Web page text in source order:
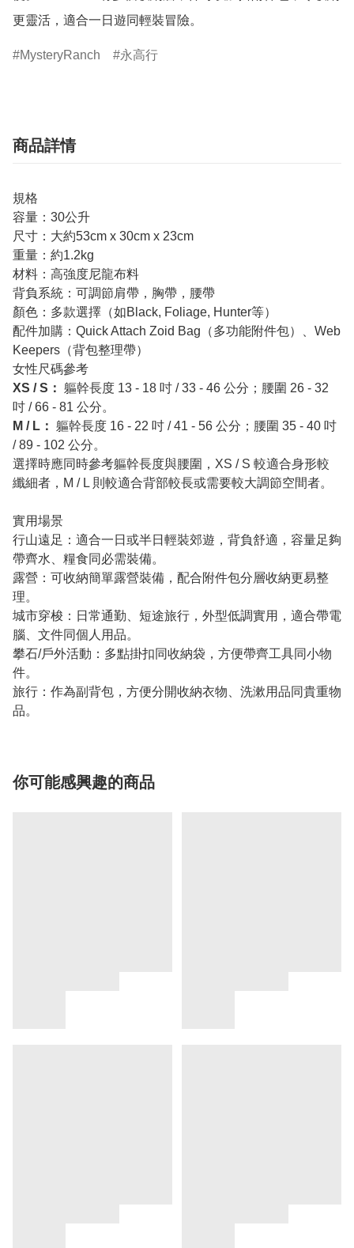
更靈活，適合一日遊同輕裝冒險。
MysteryRanch 永高行
商品詳情
規格
容量：30公升
尺寸：大約53cm x 30cm x 23cm
重量：約1.2kg
材料：高強度尼龍布料
背負系統：可調節肩帶，胸帶，腰帶
顏色：多款選擇（如Black, Foliage, Hunter等）
配件加購：Quick Attach Zoid Bag（多功能附件包）、Web
Keepers（背包整理帶）
女性尺碼參考
XS / S： 軀幹長度 13 - 18 吋 / 33 - 46 公分；腰圍 26 - 32
吋 / 66 - 81 公分。
M / L： 軀幹長度 16 - 22 吋 / 41 - 56 公分；腰圍 35 - 40 吋
/ 89 - 102 公分。
選擇時應同時參考軀幹長度與腰圍，XS / S 較適合身形較
纖細者，M / L 則較適合背部較長或需要較大調節空間者。
實用場景
行山遠足：適合一日或半日輕裝郊遊，背負舒適，容量足夠
帶齊水、糧食同必需裝備。
露營：可收納簡單露營裝備，配合附件包分層收納更易整
理。
城市穿梭：日常通勤、短途旅行，外型低調實用，適合帶電
腦、文件同個人用品。
攀石/戶外活動：多點掛扣同收納袋，方便帶齊工具同小物
件。
旅行：作為副背包，方便分開收納衣物、洗漱用品同貴重物
品。
你可能感興趣的商品